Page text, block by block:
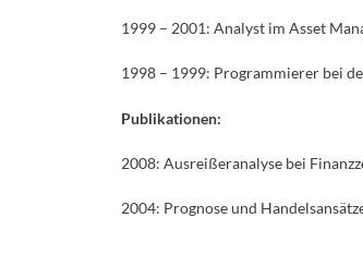
1999 – 2001: Analyst im Asset
1998 – 1999: Programmierer bei
Publikationen:
2008: Ausreißeranalyse bei
2004: Prognose und